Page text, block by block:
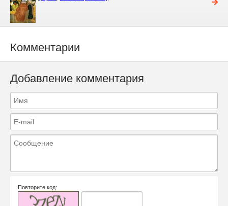
Комментарии
Добавление комментария
Повторите код: